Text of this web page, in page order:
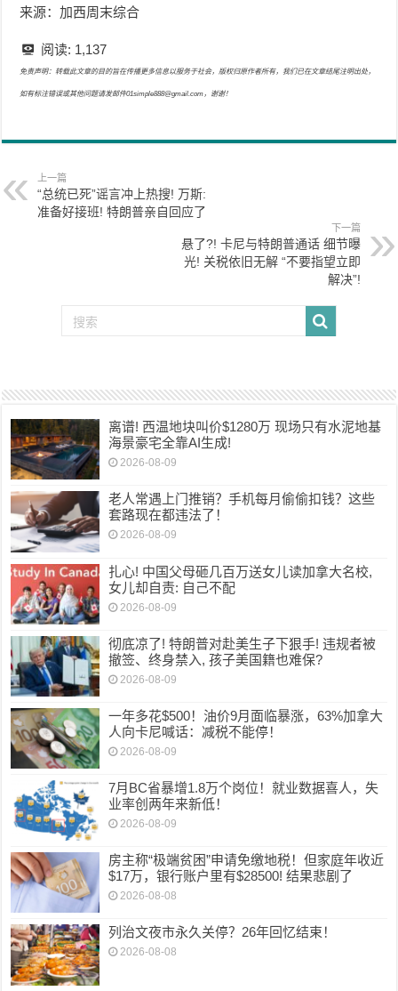
来源：加西周末综合
阅读: 1,137
免责声明：转载此文章的目的旨在传播更多信息以服务于社会，版权归原作者所有，我们已在文章结尾注明出处，
如有标注错误或其他问题请发邮件01simple888@gmail.com，谢谢！
上一篇
“总统已死”谣言冲上热搜! 万斯:
准备好接班! 特朗普亲自回应了
下一篇
悬了?! 卡尼与特朗普通话 细节曝
光! 关税依旧无解 “不要指望立即
解决”!
离谱! 西温地块叫价$1280万 现场只有水泥地基
海景豪宅全靠AI生成!
2026-08-09
老人常遇上门推销？手机每月偷偷扣钱？这些
套路现在都违法了！
2026-08-09
扎心! 中国父母砸几百万送女儿读加拿大名校,
女儿却自责: 自己不配
2026-08-09
彻底凉了! 特朗普对赴美生子下狠手! 违规者被
撤签、终身禁入, 孩子美国籍也难保?
2026-08-09
一年多花$500！油价9月面临暴涨，63%加拿大
人向卡尼喊话：减税不能停！
2026-08-09
7月BC省暴增1.8万个岗位！就业数据喜人，失
业率创两年来新低！
2026-08-09
房主称“极端贫困”申请免缴地税！但家庭年收近
$17万，银行账户里有$28500! 结果悲剧了
2026-08-08
列治文夜市永久关停？26年回忆结束！
2026-08-08